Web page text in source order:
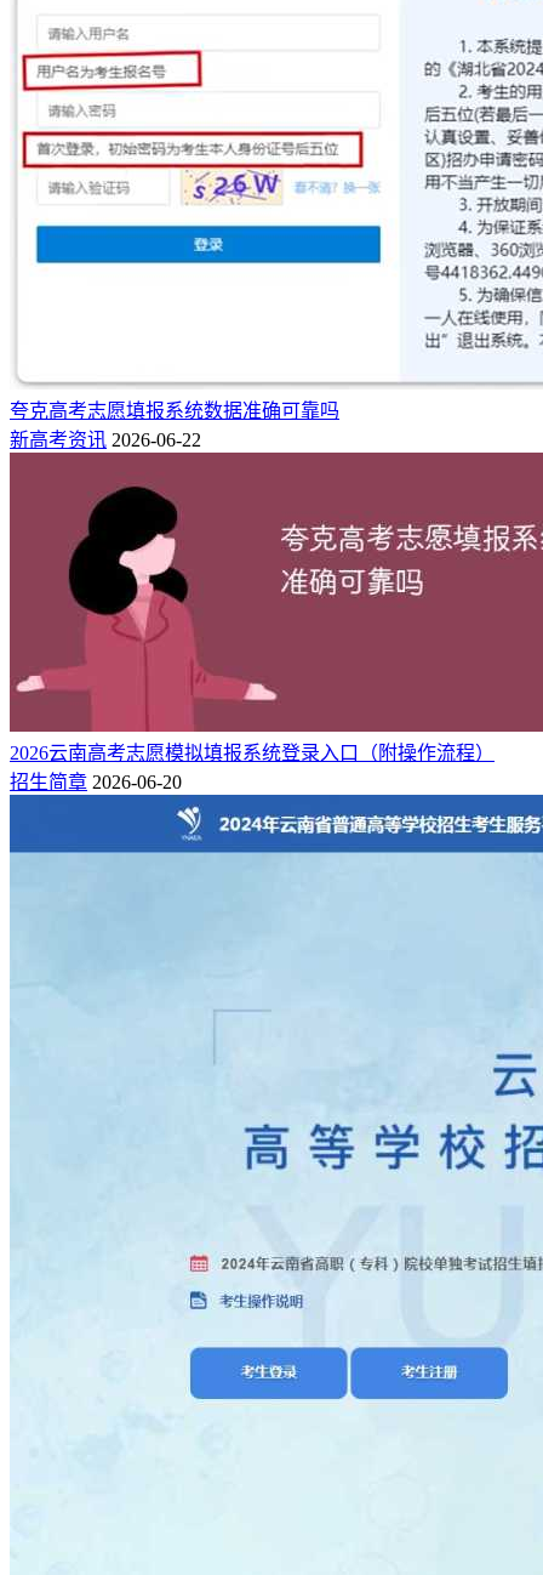
2、推荐精准：推荐数据精准、概率计算合理、数据详细、功
能齐全、客服回复及时热情，优于目前常见的几款志愿填报系
3、专业评测：快志愿推出专业性格测试和兴趣测评，帮您在
全面认识自己的基础上，精准推荐适合您的专业，避免后悔选
错了专业。
阳光高考网2025年招生章程在哪里查看（最新查询入口）
夸克2025年高考志愿填报电脑网页版入口
夸克高考志愿填报系统数据准确可靠吗
新高考资讯 2026-06-22
2026云南高考志愿模拟填报系统登录入口（附操作流程）
招生简章 2026-06-20